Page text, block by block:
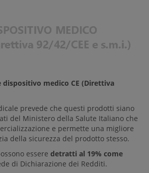
dispositivo medico CE (Direttiva
prevede che questi prodotti siano
del Ministero della Salute Italiano che
e permette una migliore
della sicurezza del prodotto stesso.
essere detratti al 19% come
di Dichiarazione dei Redditi.